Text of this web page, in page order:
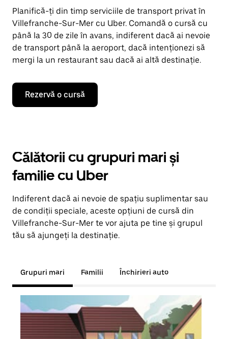
Planifică-ți din timp serviciile de transport privat în
Villefranche-Sur-Mer cu Uber. Comandă o cursă cu
până la 30 de zile în avans, indiferent dacă ai nevoie
de transport până la aeroport, dacă intenționezi să
mergi la un restaurant sau dacă ai altă destinație.
Rezervă o cursă
Călătorii cu grupuri mari și
familie cu Uber
Indiferent dacă ai nevoie de spațiu suplimentar sau
de condiții speciale, aceste opțiuni de cursă din
Villefranche-Sur-Mer te vor ajuta pe tine și grupul
tău să ajungeți la destinație.
Grupuri mari Familii Închirieri auto